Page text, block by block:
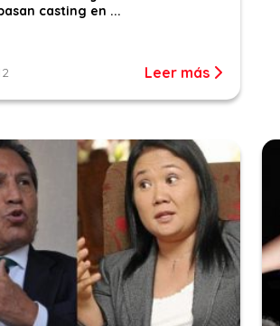
casting en ...
Leer más